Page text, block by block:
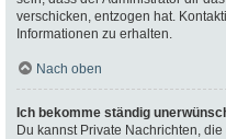
verschicken, entzogen hat.
Informationen zu erhalten.
Nach oben
Ich bekomme ständig
Du kannst Private Nachrichten,